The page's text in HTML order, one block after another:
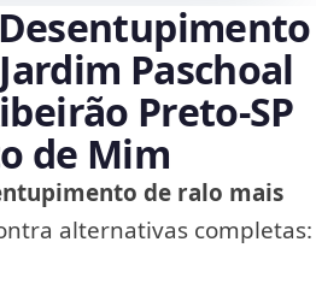
Paschoal
Preto‑SP
de Mim
de ralo mais
alternativas completas: